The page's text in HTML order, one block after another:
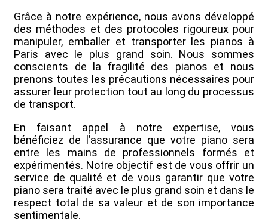
Grâce à notre expérience, nous avons développé
des méthodes et des protocoles rigoureux pour
manipuler, emballer et transporter les pianos à
Paris avec le plus grand soin. Nous sommes
conscients de la fragilité des pianos et nous
prenons toutes les précautions nécessaires pour
assurer leur protection tout au long du processus
de transport.
En faisant appel à notre expertise, vous
bénéficiez de l’assurance que votre piano sera
entre les mains de professionnels formés et
expérimentés. Notre objectif est de vous offrir un
service de qualité et de vous garantir que votre
piano sera traité avec le plus grand soin et dans le
respect total de sa valeur et de son importance
sentimentale.